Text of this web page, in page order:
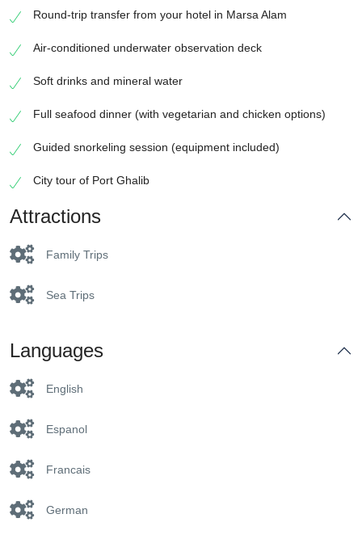
Round-trip transfer from your hotel in Marsa Alam
Air-conditioned underwater observation deck
Soft drinks and mineral water
Full seafood dinner (with vegetarian and chicken options)
Guided snorkeling session (equipment included)
City tour of Port Ghalib
Attractions
Family Trips
Sea Trips
Languages
English
Espanol
Francais
German